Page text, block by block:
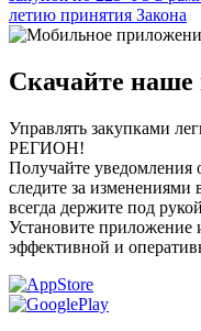
летию принятия Закона
Скачайте наше
Управлять закупками
РЕГИОН!
Получайте уведомления
следите за изменениями
всегда держите под
Установите приложение
эффективной и